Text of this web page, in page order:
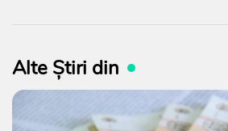
Alte Știri din